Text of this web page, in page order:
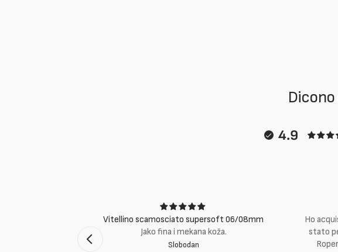
4.9
Vitellino scamosciato supersoft 06/08mm
Jako fina i mekana koža.
Slobodan
Ho
stato